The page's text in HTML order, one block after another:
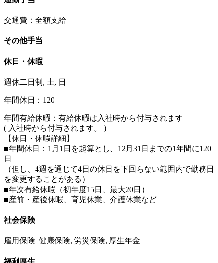
交通費：全額支給
その他手当
休日・休暇
週休二日制, 土, 日
年間休日：120
年間有給休暇：有給休暇は入社時から付与されます
( 入社時から付与されます。 )
【休日・休暇詳細】
■年間休日：1月1日を起算とし、12月31日までの1年間に120
日
（但し、4週を通じて4日の休日を下回らない範囲内で勤務日
を変更することがある）
■年次有給休暇（初年度15日、最大20日）
■産前・産後休暇、育児休業、介護休業など
社会保険
雇用保険, 健康保険, 労災保険, 厚生年金
福利厚生